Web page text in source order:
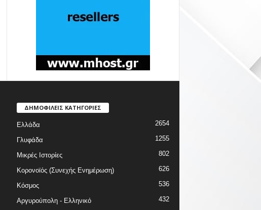
ΔΗΜΟΦΙΛΕΙΣ ΚΑΤΗΓΟΡΙΕΣ
Ελλάδα 2654
Γλυφάδα 1255
Μικρές Ιστορίες 802
Κορονοϊός (Συνεχής Ενημέρωση) 626
Κόσμος 536
Αργυρούπολη - Ελληνικό 432